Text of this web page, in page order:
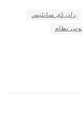
ران ڈی سانٹیس
نظام